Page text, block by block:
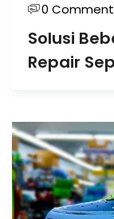
0
Solusi
Repair